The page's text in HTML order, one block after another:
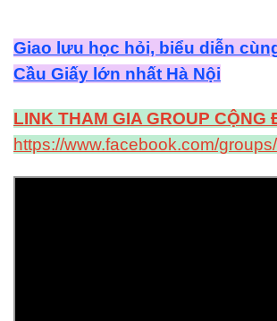
Giao lưu học hỏi, biểu diễn
Cầu Giấy lớn nhất Hà Nội
LINK THAM GIA GROUP CỘNG
https://www.facebook.com/